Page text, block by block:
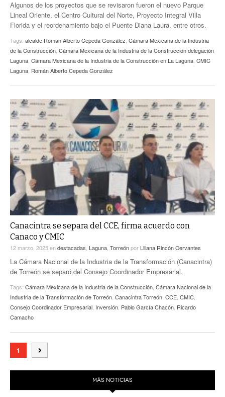
Algunos de los proyectos que se revisaron fueron el nuevo Parque
Lineal Oriente, el Centro Cultural del Norte, Proyecto Integral Villa
Florida y el reordenamiento bajo el Puente Diana Laura, entre otros.
Tags: alcalde Román Alberto Cepeda González, Cámara Mexicana de la Industria
de la Construcción, Cámara Mexicana de la Industria de la Construcción delegación
Laguna, Cámara Mexicana de la Industria de la Construcción en La Laguna, CMIC
Laguna, Román Alberto Cepeda González
Canacintra se separa del CCE, firma acuerdo con
Canaco y CMIC
12 marzo, 2025endestacadas Laguna Torreónpor Liliana Rincón Cervantes
La Cámara Nacional de la Industria de la Transformación (Canacintra)
de Torreón se separó del Consejo Coordinador Empresarial.
Tags: Cámara Mexicana de la Industria de la Construcción Cámara Nacional de la
Industria de la Transformación de Torreón Canacintra Torreón CCE CMIC
Consejo Coordinador Empresarial Inversión Pablo García Chacón Ricardo
Camacho
1
MÁS NOTICIAS